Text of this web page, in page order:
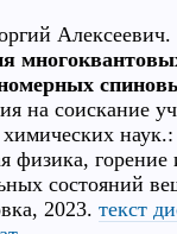
Алексеевич.
на соискание
химических
физика,
состояний
2023. текст